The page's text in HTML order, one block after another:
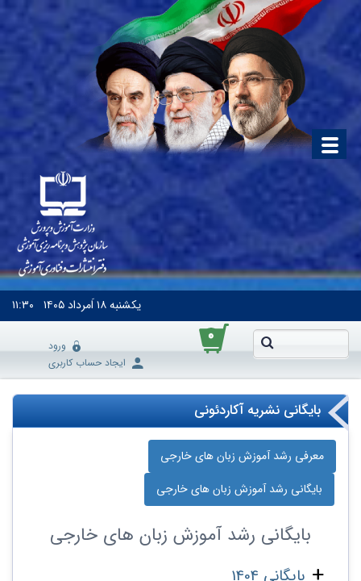
یکشنبه۱۸ اَمرداد ۱۴۰۵ ۱۱:۳۰
۰
ورود
ایجاد حساب کاربری
بایگانی نشریه آکاردئونی
معرفی رشد آموزش زبان‌ های خارجی
بایگانی رشد آموزش زبان‌ های خارجی
بایگانی رشد آموزش زبان‌ های خارجی
بایگانی 1404